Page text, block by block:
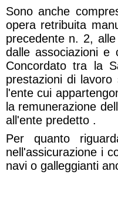
Sono anche
opera retribuita
precedente n. 2,
dalle associazioni
Concordato tra la
prestazioni di
l'ente cui
la remunerazione
all'ente predetto .
Per quanto
nell'assicurazione i
navi o galleggianti